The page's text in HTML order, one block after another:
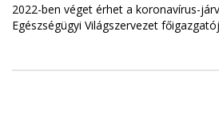
2022-ben véget érhet a koronavírus-
Egészségügyi Világszervezet